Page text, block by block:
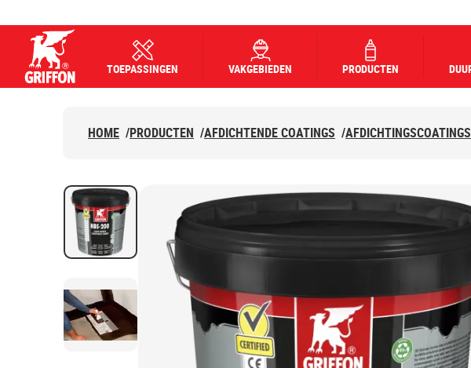
TOEPASSINGEN VAKGEBIEDEN PRODUCTEN
HOME /PRODUCTEN /AFDICHTENDE COATINGS /